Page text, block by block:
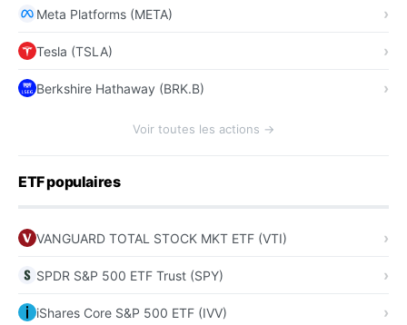
Meta Platforms (META)
Tesla (TSLA)
Berkshire Hathaway (BRK.B)
Voir toutes les actions →
ETF populaires
VANGUARD TOTAL STOCK MKT ETF (VTI)
SPDR S&P 500 ETF Trust (SPY)
iShares Core S&P 500 ETF (IVV)